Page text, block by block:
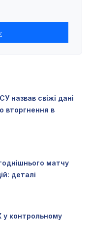
назвав свіжі дані
вторгнення в
матчу
деталі
у контрольному